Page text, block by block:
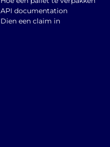
API documentation
Dien een claim in